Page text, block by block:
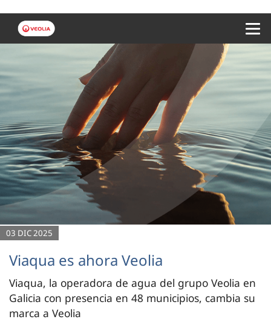
03 DIC 2025
Viaqua es ahora Veolia
Viaqua, la operadora de agua del grupo Veolia en
Galicia con presencia en 48 municipios, cambia su
marca a Veolia